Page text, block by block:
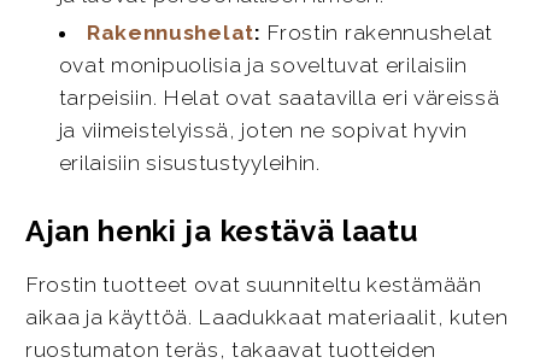
Rakennushelat: Frostin rakennushelat
ovat monipuolisia ja soveltuvat erilaisiin
tarpeisiin. Helat ovat saatavilla eri väreissä
ja viimeistelyissä, joten ne sopivat hyvin
erilaisiin sisustustyyleihin.
Ajan henki ja kestävä laatu
Frostin tuotteet ovat suunniteltu kestämään
aikaa ja käyttöä. Laadukkaat materiaalit, kuten
ruostumaton teräs, takaavat tuotteiden